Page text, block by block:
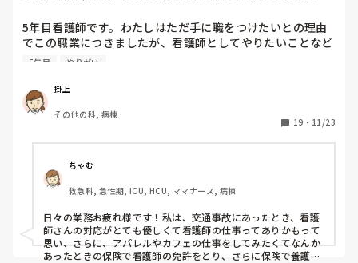
5年目看護師です。わたしはただ手に職をつけたいとの理由
でこの職業につきましたが、看護師としてやりたいことなど
あまり考えたことがなく、ただ言われたことをやっているよ
続けてしまっています。
みなさんはどういったきっかけで看護師を目指したり、今の
科についていたりしますか？
笑
5年目 やりがい
掛上
その他の科, 病棟
19 ・ 11/23
ちゃむ
救急科, 急性期, ICU, HCU, ママナース, 病棟
日々の業務お疲れ様です！私は、交通事故にあったとき、看護
師さんの対応がとても優しくて看護師の仕事ってありかもって
思い、さらに、アパレルやカフェの仕事をしてみたくてなんか
あったときの保険で看護師の免許をとり、さらに保険で養護教